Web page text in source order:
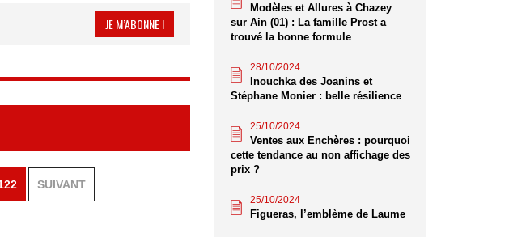
JE M’ABONNE !
SUIVANT
Modèles et Allures à Chazey
sur Ain (01) : La famille Prost a
trouvé la bonne formule
28/10/2024
Inouchka des Joanins et
Stéphane Monier : belle résilience
25/10/2024
Ventes aux Enchères : pourquoi
cette tendance au non affichage des
prix ?
25/10/2024
Figueras, l’emblème de Laume